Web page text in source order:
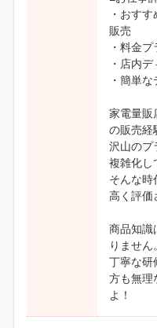
・おす
販売
・料金
・店内
・簡単
家電量販
の販売経
沢山のプ
複雑化し
そんな時
高く評価
商品知識
りません
丁寧な
方も無理
よ！